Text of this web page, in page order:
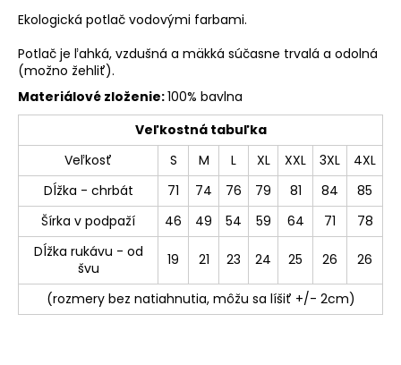
Ekologická potlač vodovými farbami.
Potlač je ľahká, vzdušná a mäkká súčasne trvalá a odolná
(možno žehliť).
Materiálové zloženie:100% bavlna
Veľkostná tabuľka
Veľkosť
S M L XL XXL 3XL
4XL
Dĺžka - chrbát
71 74 76 79 81 84
85
Šírka v podpaží
46 49 54 59 64 71
78
Dĺžka rukávu - od
švu
19 21 23 24 25 26 26
(rozmery bez natiahnutia, môžu sa líšiť +/- 2cm)